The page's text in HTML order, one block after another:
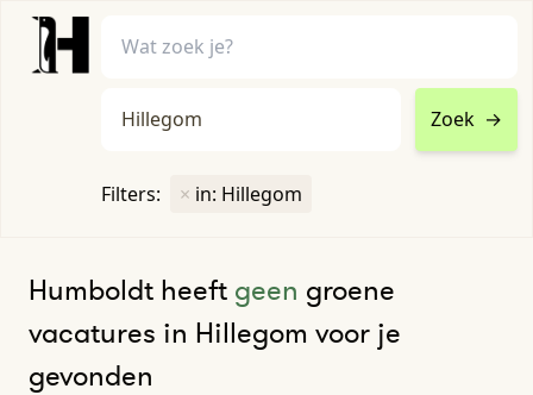
Zoek →
Filters: × in: Hillegom
Humboldt heeft geen groene
vacatures in Hillegom voor je
gevonden